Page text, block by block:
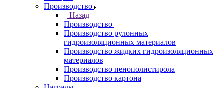
Производство
Назад
Производство
Производство рулонных
гидроизоляционных материалов
Производство жидких гидроизоляционных
материалов
Производство пенополистирола
Производство картона